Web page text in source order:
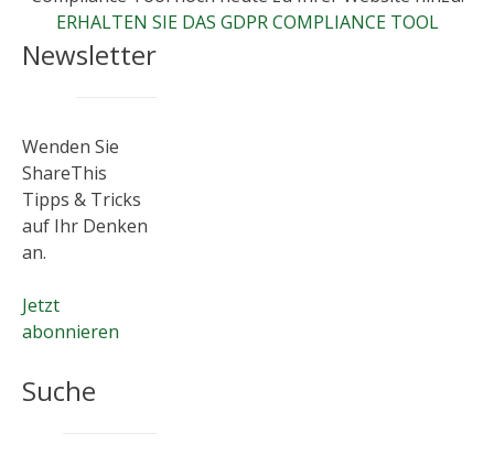
ERHALTEN SIE DAS GDPR COMPLIANCE TOOL
Newsletter
Wenden Sie
ShareThis
Tipps & Tricks
auf Ihr Denken
an.
Jetzt
abonnieren
Suche